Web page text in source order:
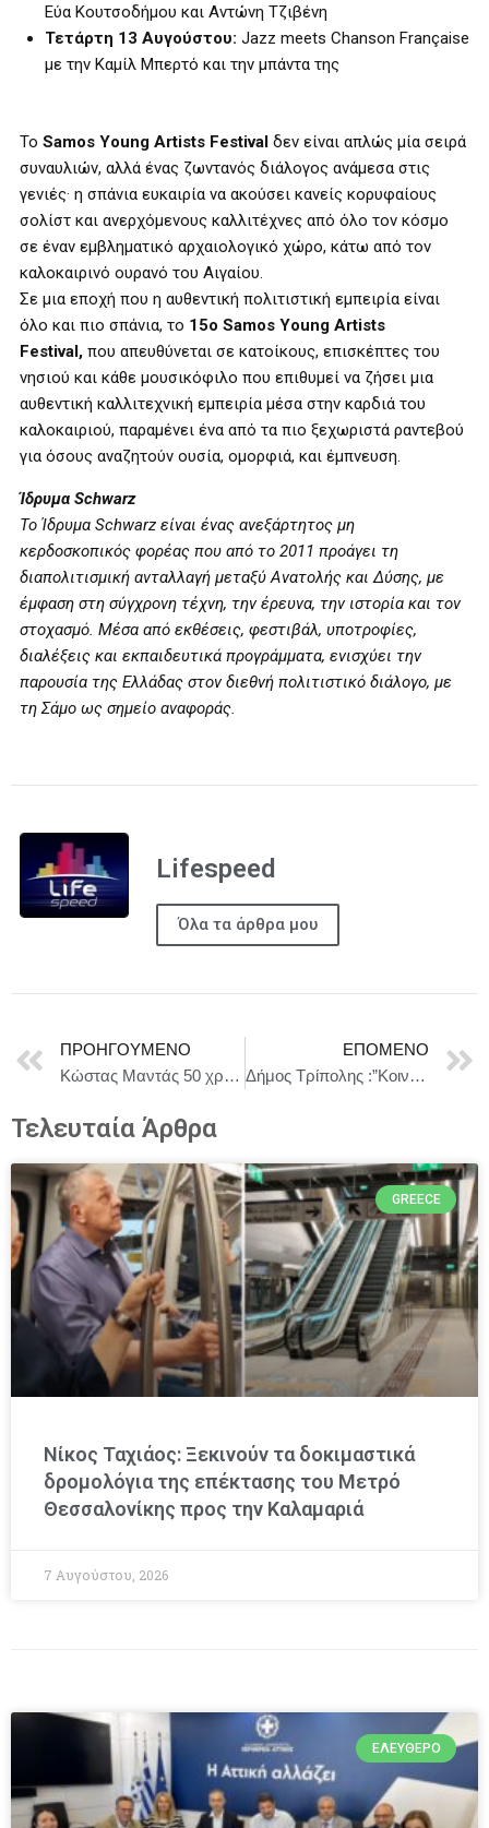
Εύα Κουτσοδήμου και Αντώνη Τζιβένη
Τετάρτη 13 Αυγούστου: Jazz meets Chanson Française
με την Καμίλ Μπερτό και την μπάντα της
Το Samos Young Artists Festival δεν είναι απλώς μία σειρά
συναυλιών, αλλά ένας ζωντανός διάλογος ανάμεσα στις
γενιές· η σπάνια ευκαιρία να ακούσει κανείς κορυφαίους
σολίστ και ανερχόμενους καλλιτέχνες από όλο τον κόσμο
σε έναν εμβληματικό αρχαιολογικό χώρο, κάτω από τον
καλοκαιρινό ουρανό του Αιγαίου.
Σε μια εποχή που η αυθεντική πολιτιστική εμπειρία είναι
όλο και πιο σπάνια, το 15ο Samos Young Artists
Festival, που απευθύνεται σε κατοίκους, επισκέπτες του
νησιού και κάθε μουσικόφιλο που επιθυμεί να ζήσει μια
αυθεντική καλλιτεχνική εμπειρία μέσα στην καρδιά του
καλοκαιριού, παραμένει ένα από τα πιο ξεχωριστά ραντεβού
για όσους αναζητούν ουσία, ομορφιά, και έμπνευση.
Ίδρυμα Schwarz
Το Ίδρυμα Schwarz είναι ένας ανεξάρτητος μη
κερδοσκοπικός φορέας που από το 2011 προάγει τη
διαπολιτισμική ανταλλαγή μεταξύ Ανατολής και Δύσης, με
έμφαση στη σύγχρονη τέχνη, την έρευνα, την ιστορία και τον
στοχασμό. Μέσα από εκθέσεις, φεστιβάλ, υποτροφίες,
διαλέξεις και εκπαιδευτικά προγράμματα, ενισχύει την
παρουσία της Ελλάδας στον διεθνή πολιτιστικό διάλογο, με
τη Σάμο ως σημείο αναφοράς.
Lifespeed
Όλα τα άρθρα μου
ΠΡΟΗΓΟΎΜΕΝΟ
Κώστας Μαντάς 50 χρόνια τηλεόραση : Η μικρή ιστορία της δημιουργίας της πράσινης τηλεόρασης του ΠΑΣΟΚ
ΕΠΌΜΕΝΟ
Δήμος Τρίπολης :”Κοινός Λόγος” Παράσταση στο Αρχαίο Θέατρο Ορχομενού
Τελευταία Άρθρα
GREECE
Νίκος Ταχιάος: Ξεκινούν τα δοκιμαστικά
δρομολόγια της επέκτασης του Μετρό
Θεσσαλονίκης προς την Καλαμαριά
7 Αυγούστου, 2026
ΕΛΕΎΘΕΡΟ